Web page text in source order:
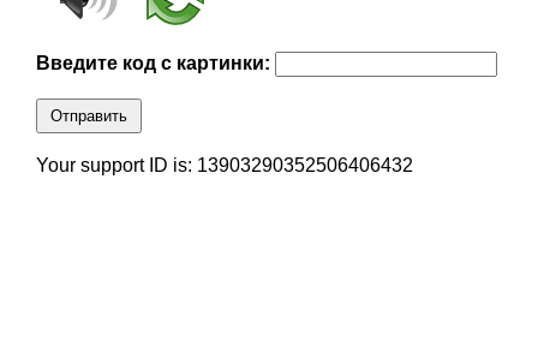
Введите код с картинки:
Отправить
Your support ID is: 13903290352506406432